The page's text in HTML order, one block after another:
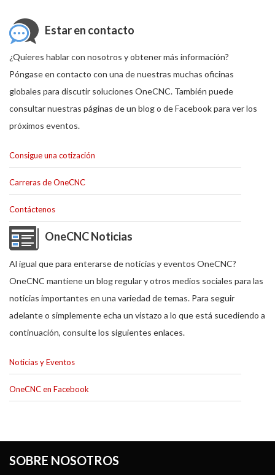
Estar en contacto
¿Quieres hablar con nosotros y obtener más información?
Póngase en contacto con una de nuestras muchas oficinas
globales para discutir soluciones OneCNC. También puede
consultar nuestras páginas de un blog o de Facebook para ver los
próximos eventos.
Consigue una cotización
Carreras de OneCNC
Contáctenos
OneCNC Noticias
Al igual que para enterarse de noticias y eventos OneCNC?
OneCNC mantiene un blog regular y otros medios sociales para las
noticias importantes en una variedad de temas. Para seguir
adelante o simplemente echa un vistazo a lo que está sucediendo a
continuación, consulte los siguientes enlaces.
Noticias y Eventos
OneCNC en Facebook
SOBRE NOSOTROS